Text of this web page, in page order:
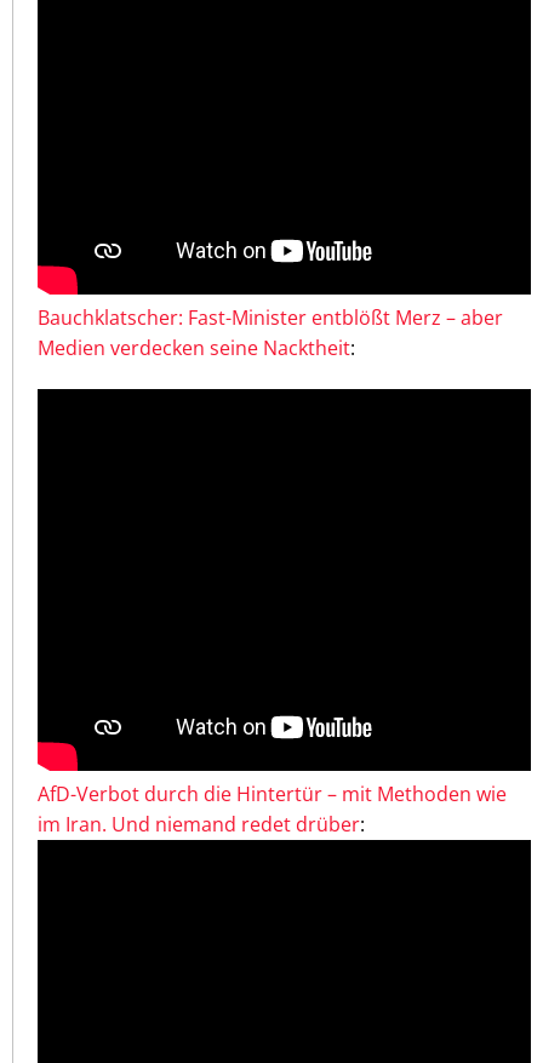
Bauchklatscher: Fast-Minister entblößt Merz – aber
Medien verdecken seine Nacktheit:
AfD-Verbot durch die Hintertür – mit Methoden wie
im Iran. Und niemand redet drüber: